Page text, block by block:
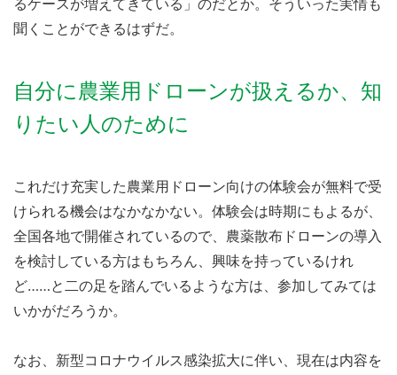
るケースが増えてきている」のだとか。そういった実情も
聞くことができるはずだ。
自分に農業用ドローンが扱えるか、知
りたい人のために
これだけ充実した農業用ドローン向けの体験会が無料で受
けられる機会はなかなかない。体験会は時期にもよるが、
全国各地で開催されているので、農薬散布ドローンの導入
を検討している方はもちろん、興味を持っているけれ
ど……と二の足を踏んでいるような方は、参加してみては
いかがだろうか。
なお、新型コロナウイルス感染拡大に伴い、現在は内容を